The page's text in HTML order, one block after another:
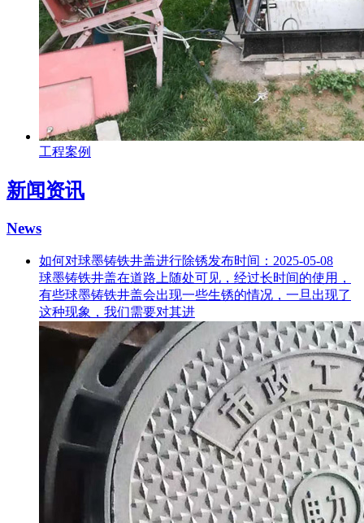
工程案例
新闻资讯
News
如何对球墨铸铁井盖进行除锈发布时间：2025-05-08
球墨铸铁井盖在道路上随处可见，经过长时间的使用，
有些球墨铸铁井盖会出现一些生锈的情况，一旦出现了
这种现象，我们需要对其进